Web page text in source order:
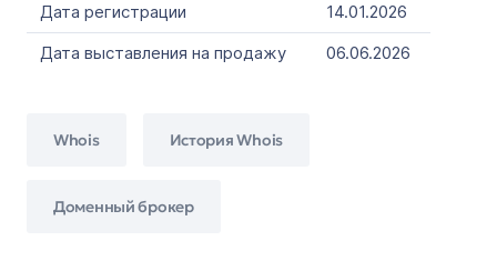
Дата регистрации
14.01.2026
Дата выставления на продажу
06.06.2026
Whois История Whois
Доменный брокер